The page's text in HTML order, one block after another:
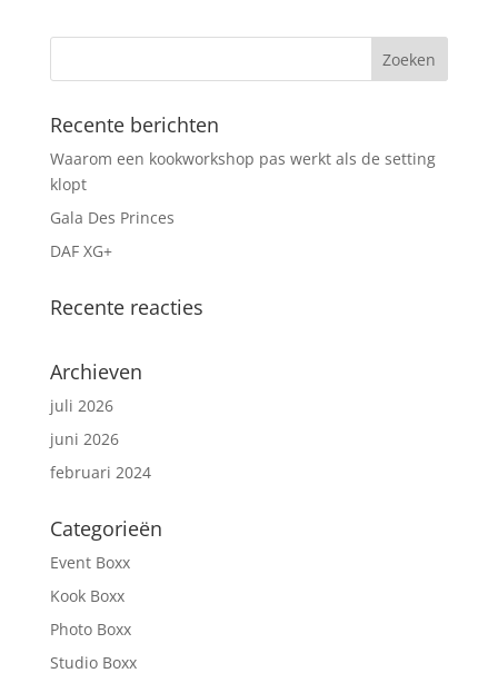
Recente berichten
Waarom een kookworkshop pas werkt als de setting
klopt
Gala Des Princes
DAF XG+
Recente reacties
Archieven
juli 2026
juni 2026
februari 2024
Categorieën
Event Boxx
Kook Boxx
Photo Boxx
Studio Boxx